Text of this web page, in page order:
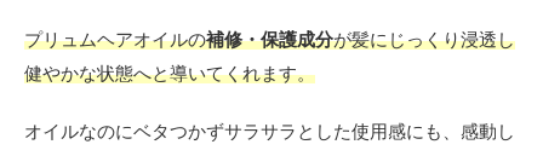
プリュムヘアオイルの補修・保護成分が髪にじっくり浸透し
健やかな状態へと導いてくれます。
オイルなのにベタつかずサラサラとした使用感にも、感動し